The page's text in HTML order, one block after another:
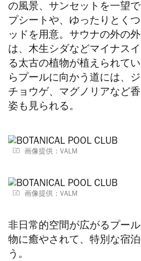
の風景、サンセットを一望
プシートや、ゆったりとく
ッドを用意。サウナの外の
は、木生シダなどマイナス
る太古の植物が植えられて
らプールに向かう道には、
チョウゲ、マグノリアなど
姿も見られる。
画像提供：VALM
画像提供：VALM
非日常的空間が広がるプー
物に癒やされて、特別な宿
う。